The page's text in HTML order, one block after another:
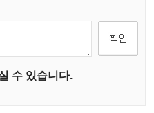
수 있습니다.